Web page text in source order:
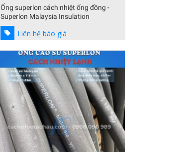
Ống superlon cách nhiệt ống đồng -
Superlon Malaysia Insulation
Liên hệ báo giá